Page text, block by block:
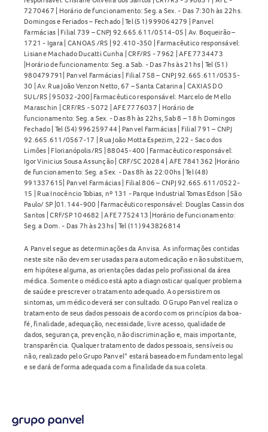
7270467 | Horário de funcionamento: Seg. a Sex. - Das 7:30h às 22hs.
Domingos e Feriados – Fechado | Tel (51) 999064279 | Panvel
Farmácias | Filial 739 – CNPJ 92.665.611/0514-05 | Av. Boqueirão –
1721 - Igara | CANOAS /RS | 92.410-350 | Farmacêutico responsável:
Lisiane Machado Ducatti Cunha | CRF/RS - 7962 | AFE 7734473
|Horário de funcionamento: Seg. a Sab. - Das 7hs às 21hs | Tel (51)
980479791| Panvel Farmácias | Filial 758 – CNPJ 92.665.611/0535-
30 | Av. Rua João Venzon Netto, 67 – Santa Catarina | CAXIAS DO
SUL/RS | 95032-200| Farmacêutico responsável: Marcelo de Mello
Maraschin | CRF/RS - 5072 | AFE 7776037 | Horário de
funcionamento: Seg. a Sex. - Das 8h às 22hs, Sab 8 – 18 h Domingos
Fechado | Tel (54) 996259744 | Panvel Farmácias | Filial 791 – CNPJ
92.665.611/0567-17 | Rua João Motta Espezim, 222 - Saco dos
Limões | Florianópolis/RS | 88045-400 | Farmacêutico responsável:
Igor Vinicius Sousa Assunção | CRF/SC 20284 | AFE 7841362 |Horário
de funcionamento: Seg. a Sex. - Das 8h às 22:00hs | Tel (48)
991337615| Panvel Farmácias | Filial 806 – CNPJ 92.665.611/0522-
15 | Rua Inocêncio Tobias, nº 131 - Parque Industrial Tomas Edson | São
Paulo/ SP |01.144-900 | Farmacêutico responsável: Douglas Cassin dos
Santos | CRF/SP 104682 | AFE 7752413 |Horário de funcionamento:
Seg. a Dom. - Das 7h às 23hs | Tel (11) 943826814
A Panvel segue as determinações da Anvisa. As informações contidas
neste site não devem ser usadas para automedicação e não substituem,
em hipótese alguma, as orientações dadas pelo profissional da área
médica. Somente o médico está apto a diagnosticar qualquer problema
de saúde e prescrever o tratamento adequado. Ao persistirem os
sintomas, um médico deverá ser consultado. O Grupo Panvel realiza o
tratamento de seus dados pessoais de acordo com os princípios da boa-
fé, finalidade, adequação, necessidade, livre acesso, qualidade de
dados, segurança, prevenção, não discriminação e, mais importante,
transparência. Qualquer tratamento de dados pessoais, sensíveis ou
não, realizado pelo Grupo Panvel* estará baseado em fundamento legal
e se dará de forma adequada com a finalidade da sua coleta.